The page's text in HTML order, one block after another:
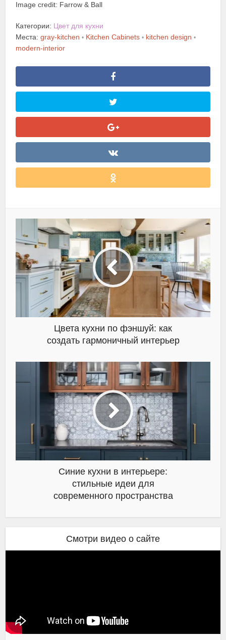
Image credit: Farrow & Ball
Категории: Цвет для кухни
Места:gray-kitchen • Kitchen Cabinets • kitchen design •
modern-interior
Цвета кухни по фэншуй: как
создать гармоничный интерьер
Синие кухни в интерьере:
стильные идеи для
современного пространства
Смотри видео о сайте